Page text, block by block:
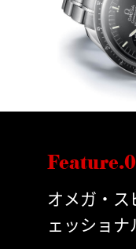
オメガ・
ェッショ